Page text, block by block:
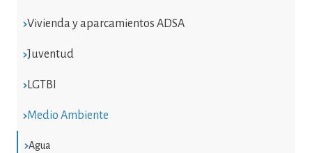
Vivienda y aparcamientos ADSA
Juventud
LGTBI
Medio Ambiente
Agua